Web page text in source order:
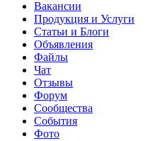
Вакансии
Продукция и Услуги
Статьи и Блоги
Объявления
Файлы
Чат
Отзывы
Форум
Сообщества
События
Фото